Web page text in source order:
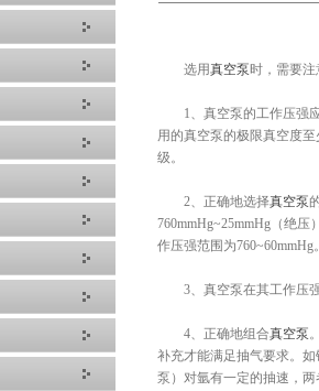
选用真空泵时，需要
1、真空泵的工作压强应
用的真空泵的极限真空度
级。
2、正确地选择真空泵
760mmHg~25mmHg（绝
作压强范围为
3、真空泵在其工作压强
4、正确地组合真空泵
补充才能满足抽气要求。
泵）对氩有一定的抽速，